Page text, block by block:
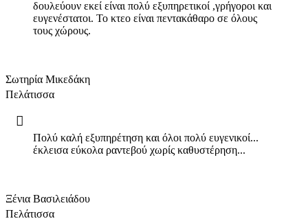
δουλεύουν εκεί είναι πολύ εξυπηρετικοί ,γρήγοροι και
ευγενέστατοι. Το κτεο είναι πεντακάθαρο σε όλους
τους χώρους.
Σωτηρία Μικεδάκη
Πελάτισσα
Πολύ καλή εξυπηρέτηση και όλοι πολύ ευγενικοί...
έκλεισα εύκολα ραντεβού χωρίς καθυστέρηση...
Ξένια Βασιλειάδου
Πελάτισσα